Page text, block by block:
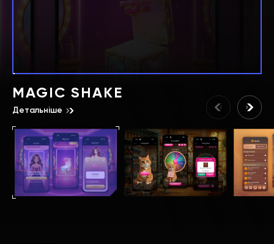
MAGIC SHAKE
Детальніше